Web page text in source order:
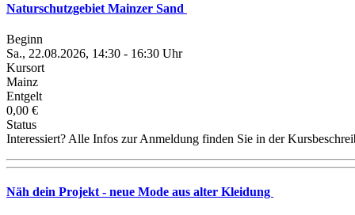
Naturschutzgebiet Mainzer Sand
Beginn
Sa., 22.08.2026, 14:30 - 16:30 Uhr
Kursort
Mainz
Entgelt
0,00 €
Status
Interessiert? Alle Infos zur Anmeldung finden Sie in der
Näh dein Projekt - neue Mode aus alter Kleidung